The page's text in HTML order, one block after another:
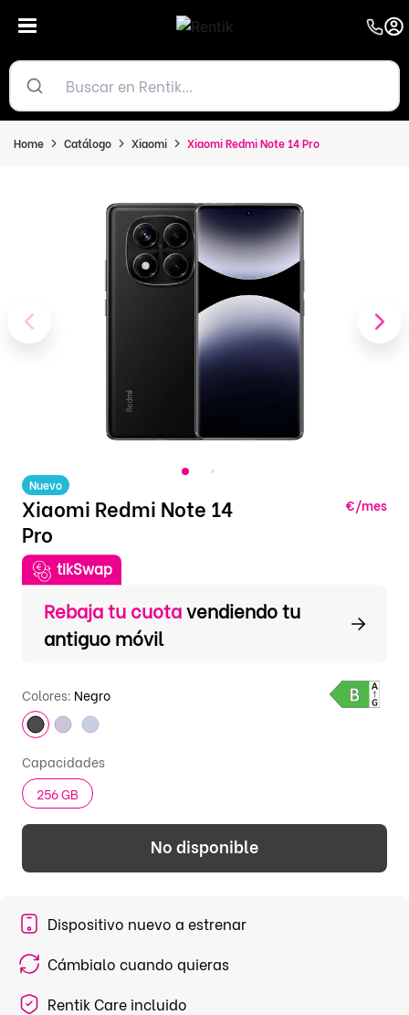
Home Catálogo Xiaomi Xiaomi Redmi Note 14 Pro
Xiaomi Redmi Note 14
Pro
Nuevo
€/mes
tikSwap
Rebaja tu cuotavendiendo tu
antiguo móvil
Colores: Negro
Capacidades
256 GB
No disponible
Dispositivo nuevo a estrenar
Cámbialo cuando quieras
Rentik Care incluido